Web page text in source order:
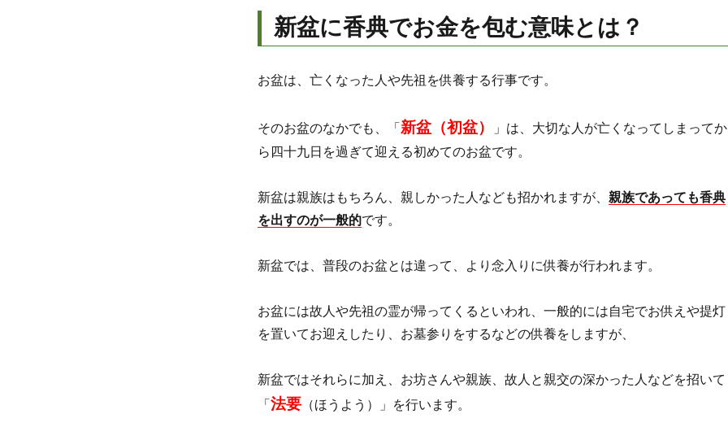
新盆に香典でお金を包む意味とは？
お盆は、亡くなった人や先祖を供養する行事です。
そのお盆のなかでも、「 新盆（初盆）
」は、大切な人が亡くなってしまってか
ら四十九日を過ぎて迎える初めてのお盆です。
新盆は親族はもちろん、親しかった人なども招かれますが、 親族であっても香典
を出すのが一般的です。
新盆では、普段のお盆とは違って、より念入りに供養が行われます。
お盆には故人や先祖の霊が帰ってくるといわれ、一般的には自宅でお供えや提灯
を置いてお迎えしたり、お墓参りをするなどの供養をしますが、
新盆ではそれらに加え、お坊さんや親族、故人と親交の深かった人などを招いて
「 法要（ほうよう）」を行います。